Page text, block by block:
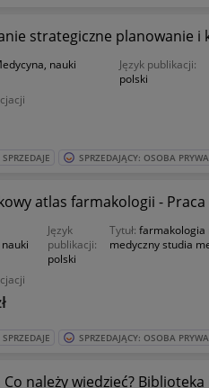
strategiczne planowanie i
nauki
Język publikacji:
polski
SPRZEDAJĄCY: OSOBA
atlas farmakologii -
Język
publikacji:
polski
Tytuł:farmakologia
medyczny studia
SPRZEDAJĄCY: OSOBA
należy wiedzieć?